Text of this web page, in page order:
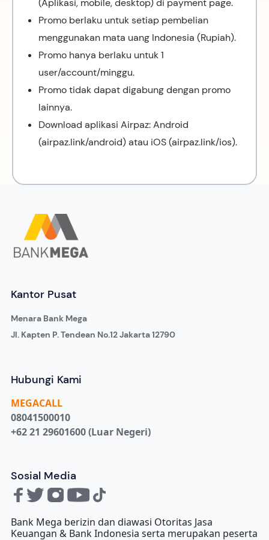
(Aplikasi, mobile, desktop) di payment page.
Promo berlaku untuk setiap pembelian
menggunakan mata uang Indonesia (Rupiah).
Promo hanya berlaku untuk 1
user/account/minggu.
Promo tidak dapat digabung dengan promo
lainnya.
Download aplikasi Airpaz: Android
(airpaz.link/android) atau iOS (airpaz.link/ios).
Kantor Pusat
Menara Bank Mega
Jl. Kapten P. Tendean No.12 Jakarta 12790
Hubungi Kami
MEGACALL
08041500010
+62 21 29601600 (Luar Negeri)
Sosial Media
Bank Mega berizin dan diawasi Otoritas Jasa
Keuangan & Bank Indonesia serta merupakan peserta